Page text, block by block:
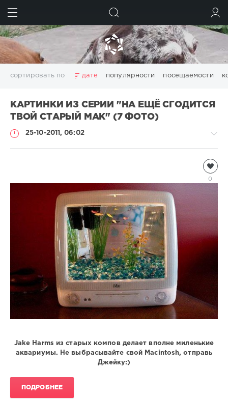
сортировать по дате популярности посещаемости
КАРТИНКИ ИЗ СЕРИИ "НА ЕЩЁ СГОДИТСЯ
ТВОЙ СТАРЫЙ МАК" (7 ФОТО)
25-10-2011, 06:02
0
Jake Harms из старых компов делает вполне миленькие
аквариумы. Не выбрасывайте свой Macintosh, отправь
Джейку:)
ПОДРОБНЕЕ